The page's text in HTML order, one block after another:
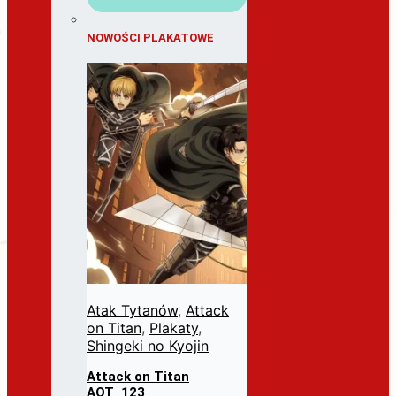
NOWOŚCI PLAKATOWE
Atak Tytanów, Attack
on Titan, Plakaty,
Shingeki no Kyojin
Attack on Titan
AOT_123